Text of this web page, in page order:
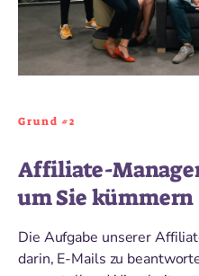
Grund #2
Affiliate-
um Sie kümmern
Die Aufgabe unserer
darin, E-Mails zu